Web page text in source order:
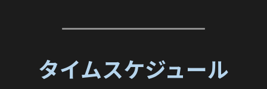
タイムスケジュール